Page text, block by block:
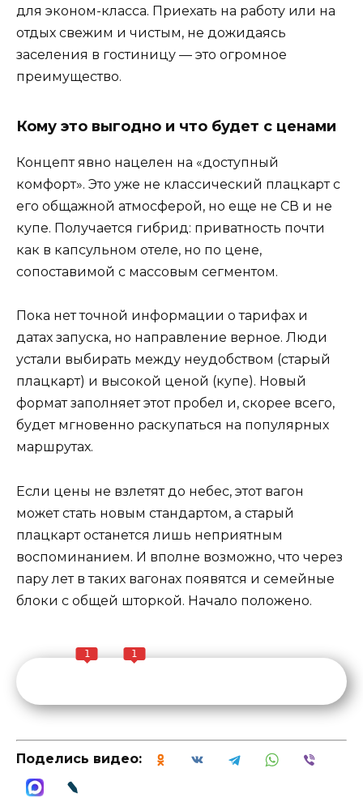
для эконом-класса. Приехать на работу или на
отдых свежим и чистым, не дожидаясь
заселения в гостиницу — это огромное
преимущество.
Кому это выгодно и что будет с ценами
Концепт явно нацелен на «доступный
комфорт». Это уже не классический плацкарт с
его общажной атмосферой, но еще не СВ и не
купе. Получается гибрид: приватность почти
как в капсульном отеле, но по цене,
сопоставимой с массовым сегментом.
Пока нет точной информации о тарифах и
датах запуска, но направление верное. Люди
устали выбирать между неудобством (старый
плацкарт) и высокой ценой (купе). Новый
формат заполняет этот пробел и, скорее всего,
будет мгновенно раскупаться на популярных
маршрутах.
Если цены не взлетят до небес, этот вагон
может стать новым стандартом, а старый
плацкарт останется лишь неприятным
воспоминанием. И вполне возможно, что через
пару лет в таких вагонах появятся и семейные
блоки с общей шторкой. Начало положено.
1 1
Поделись видео: